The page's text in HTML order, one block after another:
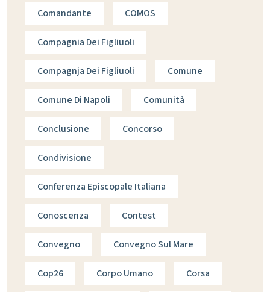
Comandante COMOS
Compagnia Dei Figliuoli
Compagnja Dei Figliuoli Comune
Comune Di Napoli Comunità
Conclusione Concorso
Condivisione
Conferenza Episcopale Italiana
Conoscenza Contest
Convegno Convegno Sul Mare
Cop26 Corpo Umano Corsa